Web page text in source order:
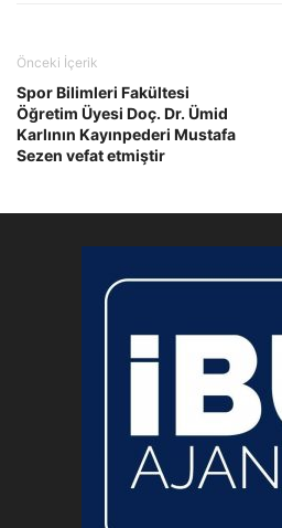
Önceki İçerik
Spor Bilimleri Fakültesi
Öğretim Üyesi Doç. Dr. Ümid
Karlının Kayınpederi Mustafa
Sezen vefat etmiştir